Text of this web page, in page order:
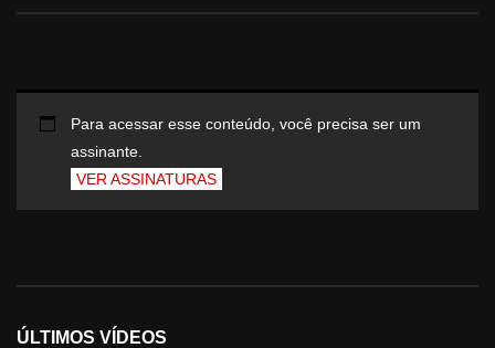
Para acessar esse conteúdo, você precisa ser um
assinante.
VER ASSINATURAS
ÚLTIMOS VÍDEOS